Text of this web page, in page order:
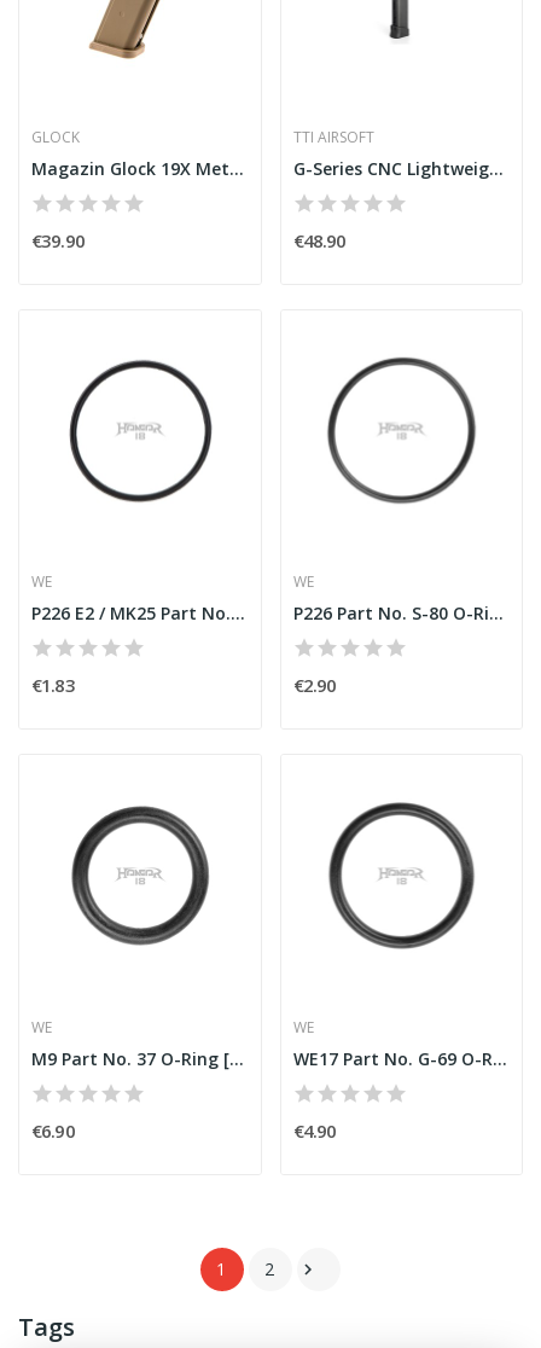
Tags
GLOCK
Magazin Glock 19X Metal Version GBB [Glock]
€39.90
TTI AIRSOFT
G-Series CNC Lightweight Magazine 50rds [TTI...
€48.90
WE
P226 E2 / MK25 Part No. S-80 O-Ring [WE]
€1.83
WE
P226 Part No. S-80 O-Ring [WE]
€2.90
WE
M9 Part No. 37 O-Ring [WE]
€6.90
WE
WE17 Part No. G-69 O-Ring [WE]
€4.90
1 2 